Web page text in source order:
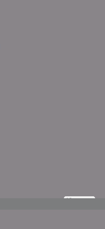
View more
View more
View more
View more